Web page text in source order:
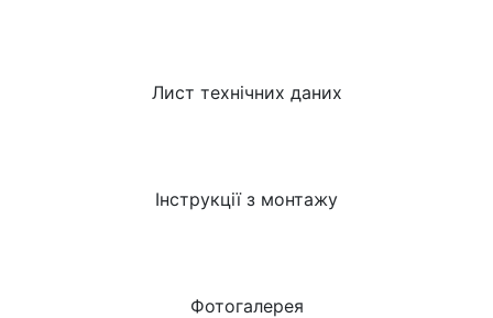
Лист технічних даних
Інструкції з монтажу
Фотогалерея